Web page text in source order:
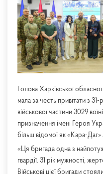
Голова Харківської
мала за честь привітати з
військової частини 3029
призначення імені Героя
більш відомої як «Кара-Даг».
«Ця бригада одна з
гвардії. 31 рік мужності,
Військові цієї бригади